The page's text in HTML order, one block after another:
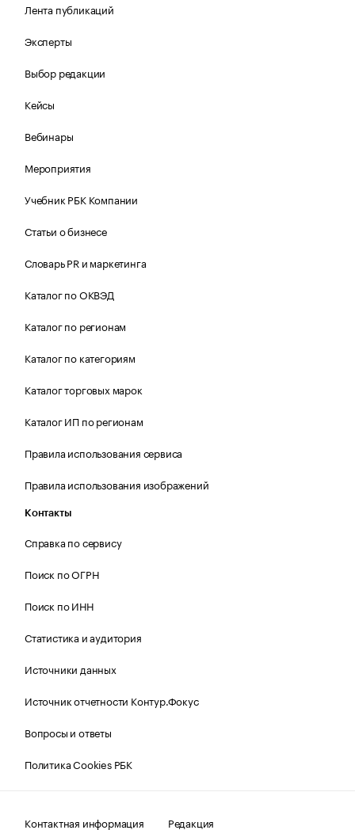
Лента публикаций
Эксперты
Выбор редакции
Кейсы
Вебинары
Мероприятия
Учебник РБК Компании
Статьи о бизнесе
Словарь PR и маркетинга
Каталог по ОКВЭД
Каталог по регионам
Каталог по категориям
Каталог торговых марок
Каталог ИП по регионам
Правила использования сервиса
Правила использования изображений
Контакты
Справка по сервису
Поиск по ОГРН
Поиск по ИНН
Статистика и аудитория
Источники данных
Источник отчетности Контур.Фокус
Вопросы и ответы
Политика Cookies РБК
Контактная информация Редакция